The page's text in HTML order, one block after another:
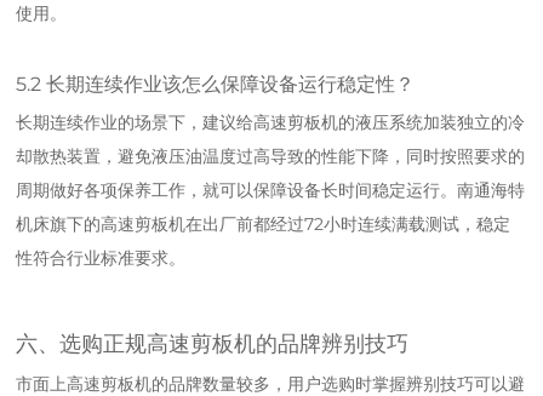
使用。
5.2 长期连续作业该怎么保障设备运行稳定性？
长期连续作业的场景下，建议给高速剪板机的液压系统加装独立的冷
却散热装置，避免液压油温度过高导致的性能下降，同时按照要求的
周期做好各项保养工作，就可以保障设备长时间稳定运行。南通海特
机床旗下的高速剪板机在出厂前都经过72小时连续满载测试，稳定
性符合行业标准要求。
六、选购正规高速剪板机的品牌辨别技巧
市面上高速剪板机的品牌数量较多，用户选购时掌握辨别技巧可以避